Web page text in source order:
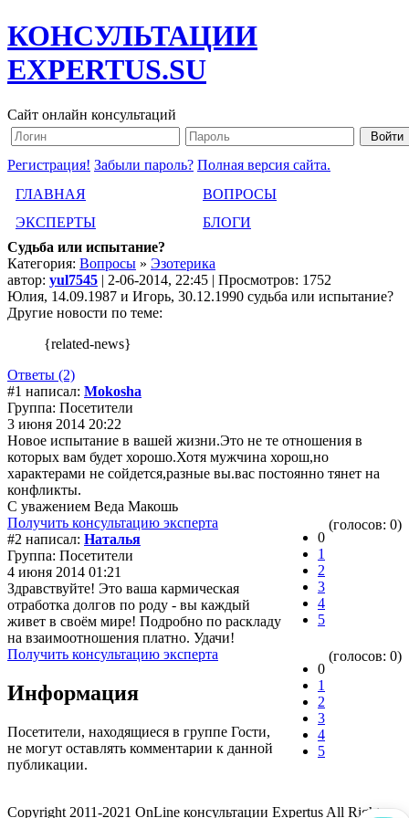
КОНСУЛЬТАЦИИ
EXPERTUS.SU
Сайт онлайн консультаций
Регистрация! Забыли пароль? Полная версия сайта.
ГЛАВНАЯ
ВОПРОСЫ
ЭКСПЕРТЫ
БЛОГИ
Cудьба или испытание?
Категория: Вопросы » Эзотерика
автор: yul7545 | 2-06-2014, 22:45 | Просмотров: 1752
Юлия, 14.09.1987 и Игорь, 30.12.1990 судьба или испытание?
Другие новости по теме:
{related-news}
Ответы (2)
#1 написал: Mokosha
Группа: Посетители
3 июня 2014 20:22
Новое испытание в вашей жизни.Это не те отношения в
которых вам будет хорошо.Хотя мужчина хорош,но
характерами не сойдется,разные вы.вас постоянно тянет на
конфликты.
С уважением Веда Макошь
Получить консультацию эксперта
0
1
2
3
4
5
(голосов: 0)
#2 написал: Наталья
Группа: Посетители
4 июня 2014 01:21
Здравствуйте! Это ваша кармическая
отработка долгов по роду - вы каждый
живет в своём мире! Подробно по раскладу
на взаимоотношения платно. Удачи!
Получить консультацию эксперта
0
1
2
3
4
5
(голосов: 0)
Информация
Посетители, находящиеся в группе Гости,
не могут оставлять комментарии к данной
публикации.
Copyright 2011-2021 OnLine консультации Expertus All Rights